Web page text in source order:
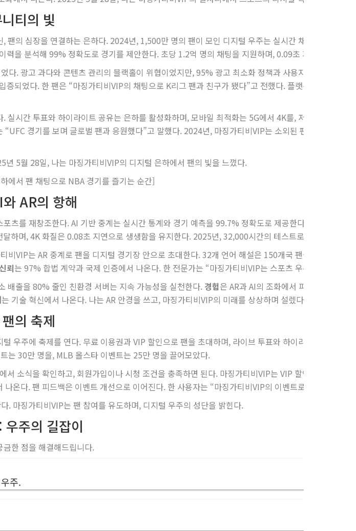
티의 빛
, 팬의 심장을 연결하는 은하다. 2024년, 1,500만 명의 팬이 모인 디지털 우주는 실시간 채팅과 피드백
력을 분석해 99% 정확도로 경기를 제안한다. 초당 1.2억 명의 채팅을 지원하며, 0.09초 지연으로 생동
다. 광고 과다와 콘텐츠 관리의 블랙홀이 위협이었지만, 95% 광고 최소화 정책과 사용자 신고 시스템
증되었다. 한 팬은 “마징가티비VIP의 채팅으로 K리그 팬과 친구가 됐다”고 전했다. 플랫폼은 2025년
. 실시간 투표와 하이라이트 공유는 은하를 활성화하며, 모바일 최적화는 5G에서 4K를, 저속 네트워크
“UFC 경기를 보며 글로벌 팬과 응원했다”고 말했다. 2024년, 마징가티비VIP는 소외된 팬 22만 명에게
년 5월 28일, 나는 마징가티비VIP의 디지털 은하에서 팬의 빛을 느꼈다.
에서 팬 채팅으로 NBA 경기를 즐기는 순간]
AR의 항해
츠를 재창조한다. AI 기반 중계는 실시간 통계와 경기 예측을 99.7% 정확도로 제공한다.
하며, 4K 화질은 0.08초 지연으로 생생함을 유지한다. 2025년, 32,000시간의 테스트로 99.98% 안정
비VIP는 AR 중계로 팬을 디지털 경기장 안으로 초대한다. 32개 언어 해설은 150개국 팬을 연결하며,
뢰는 97% 합법 계약과 국제 인증에서 나온다. 한 전문가는 “마징가티비VIP는 스포츠 우주의 새 항로를
배출을 80% 줄인 친환경 서버는 지속 가능성을 실천한다. 경험은 AR과 AI의 조화에서 피어난다. 한 팬
는 기술 혁신에서 나온다. 나는 AR 안경을 쓰고, 마징가티비VIP의 미래를 상상하며 설렜다.
의 축제
우주에 축제를 연다. 무료 이용권과 VIP 할인으로 팬을 초대하며, 라이브 투표와 하이라이트 콘테스
는 30만 명을, MLB 올스타 이벤트는 25만 명을 끌어모았다.
서 소식을 확인하고, 회원가입이나 시청 조건을 충족하면 된다. 마징가티비VIP는 VIP 할인으로 60%
나온다. 팬 피드백은 이벤트 개선으로 이어진다. 한 사용자는 “마징가티비VIP의 이벤트로 독점 하이라
. 마징가티비VIP는 팬 참여를 유도하며, 디지털 우주의 성단을 밝힌다.
주의 길잡이
한 점을 해결해드립니다.
주.